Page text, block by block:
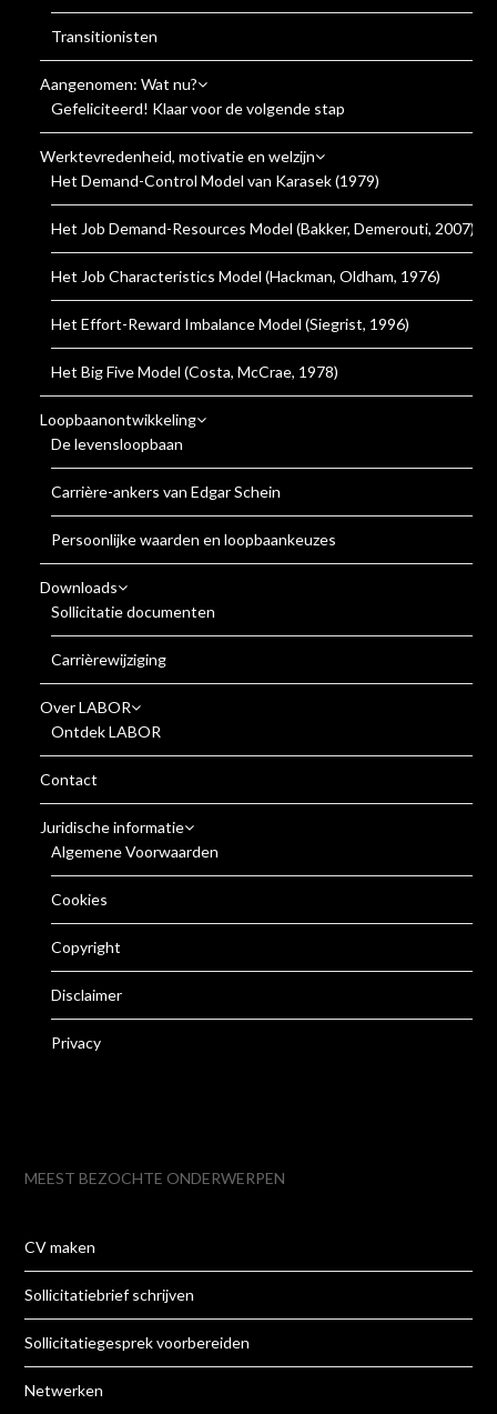
Transitionisten
Aangenomen: Wat nu?
Gefeliciteerd! Klaar voor de volgende stap
Werktevredenheid, motivatie en welzijn
Het Demand-Control Model van Karasek (1979)
Het Job Demand-Resources Model (Bakker, Demerouti, 2007)
Het Job Characteristics Model (Hackman, Oldham, 1976)
Het Effort-Reward Imbalance Model (Siegrist, 1996)
Het Big Five Model (Costa, McCrae, 1978)
Loopbaanontwikkeling
De levensloopbaan
Carrière-ankers van Edgar Schein
Persoonlijke waarden en loopbaankeuzes
Downloads
Sollicitatie documenten
Carrièrewijziging
Over LABOR
Ontdek LABOR
Contact
Juridische informatie
Algemene Voorwaarden
Cookies
Copyright
Disclaimer
Privacy
MEEST BEZOCHTE ONDERWERPEN
CV maken
Sollicitatiebrief schrijven
Sollicitatiegesprek voorbereiden
Netwerken